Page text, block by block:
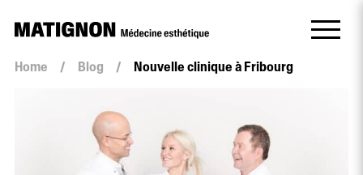
Home / Blog / Nouvelle clinique à Fribourg